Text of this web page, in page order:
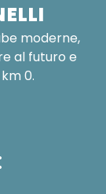
moderne,
al futuro e
0.